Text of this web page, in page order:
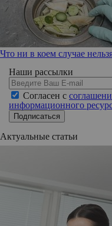
Что ни в коем случае
Наши рассылки
Согласен с
информационного
Подписаться
Актуальные статьи